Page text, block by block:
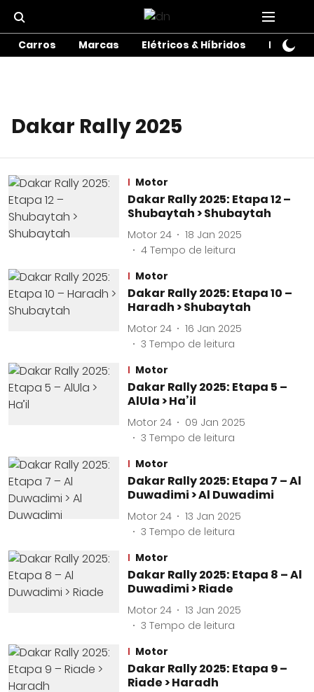
Carros Marcas Elétricos & Híbridos Motos
Dakar Rally 2025
Motor
Dakar Rally 2025: Etapa 12 –
Shubaytah > Shubaytah
Motor 24
18 Jan 2025
4 Tempo de leitura
Motor
Dakar Rally 2025: Etapa 10 –
Haradh > Shubaytah
Motor 24
16 Jan 2025
3 Tempo de leitura
Motor
Dakar Rally 2025: Etapa 5 –
AlUla > Ha’il
Motor 24
09 Jan 2025
3 Tempo de leitura
Motor
Dakar Rally 2025: Etapa 7 – Al
Duwadimi > Al Duwadimi
Motor 24
13 Jan 2025
3 Tempo de leitura
Motor
Dakar Rally 2025: Etapa 8 – Al
Duwadimi > Riade
Motor 24
13 Jan 2025
3 Tempo de leitura
Motor
Dakar Rally 2025: Etapa 9 –
Riade > Haradh